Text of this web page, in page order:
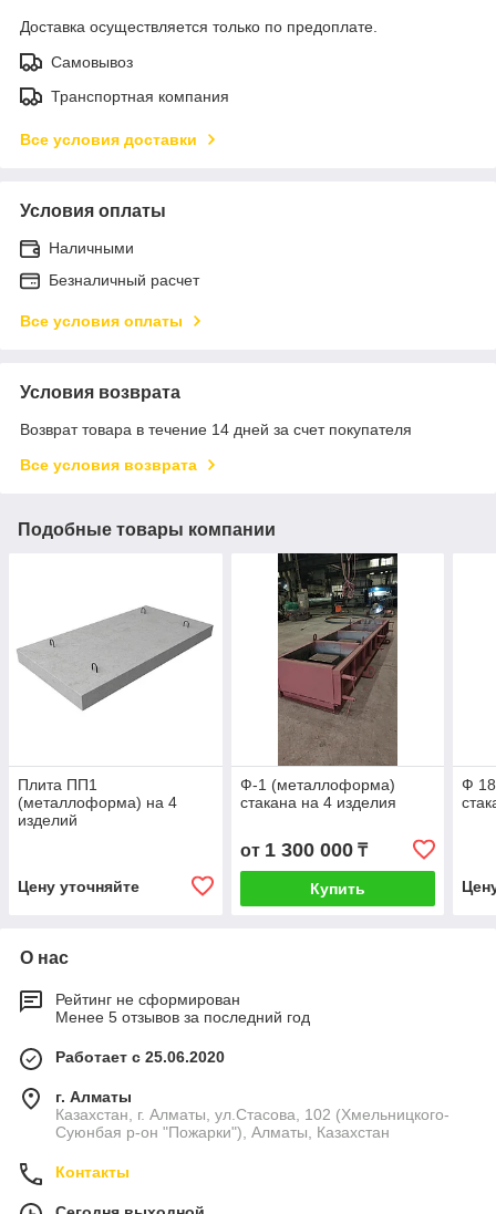
Доставка осуществляется только по предоплате.
Самовывоз
Транспортная компания
Все условия доставки
Условия оплаты
Наличными
Безналичный расчет
Все условия оплаты
Условия возврата
Возврат товара в течение 14 дней за счет покупателя
Все условия возврата
Подобные товары компании
Плита ПП1
(металлоформа) на 4
изделий
Цену уточняйте
Ф-1 (металлоформа)
стакана на 4 изделия
от 1 300 000₸
Купить
Ф
О нас
Рейтинг не сформирован
Менее 5 отзывов за последний год
Работает с 25.06.2020
г. Алматы
Казахстан, г. Алматы, ул.Стасова, 102 (Хмельницкого-
Суюнбая р-он "Пожарки"), Алматы, Казахстан
Контакты